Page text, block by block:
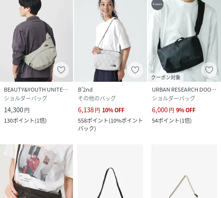
BEAUTY&YOUTH UNITED ARROWS
ショルダーバッグ
14,300円
130ポイント(1倍)
B'2nd
その他のバッグ
6,138円 10%OFF
558ポイント(10%ポイント
バック)
クーポン対象
URBAN RESEARCH DOORS
ショルダーバッグ
6,000円 9%OFF
54ポイント(1倍)